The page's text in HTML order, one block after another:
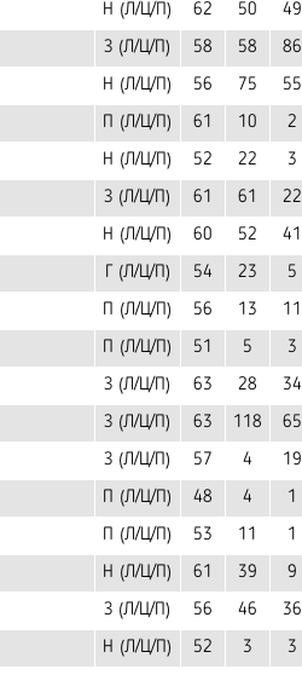
Н (Л/Ц/П) 62 50 49
З (Л/Ц/П) 58 58 86
Н (Л/Ц/П) 56 75 55
П (Л/Ц/П) 61 10 2
Н (Л/Ц/П) 52 22 3
З (Л/Ц/П) 61 61 22
Н (Л/Ц/П) 60 52 41
Г (Л/Ц/П) 54 23 5
П (Л/Ц/П) 56 13 11
П (Л/Ц/П) 51 5 3
З (Л/Ц/П) 63 28 34
З (Л/Ц/П) 63 118 65
З (Л/Ц/П) 57 4 19
П (Л/Ц/П) 48 4 1
П (Л/Ц/П) 53 11 1
Н (Л/Ц/П) 61 39 9
З (Л/Ц/П) 56 46 36
Н (Л/Ц/П) 52 3 3